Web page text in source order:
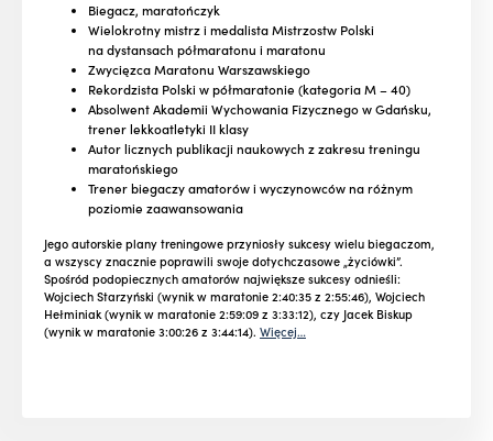
Biegacz, maratończyk
Wielokrotny mistrz i medalista Mistrzostw Polski
na dystansach półmaratonu i maratonu
Zwycięzca Maratonu Warszawskiego
Rekordzista Polski w półmaratonie (kategoria M – 40)
Absolwent Akademii Wychowania Fizycznego w Gdańsku,
trener lekkoatletyki II klasy
Autor licznych publikacji naukowych z zakresu treningu
maratońskiego
Trener biegaczy amatorów i wyczynowców na różnym
poziomie zaawansowania
Jego autorskie plany treningowe przyniosły sukcesy wielu biegaczom,
a wszyscy znacznie poprawili swoje dotychczasowe „życiówki”.
Spośród podopiecznych amatorów największe sukcesy odnieśli:
Wojciech Starzyński (wynik w maratonie 2:40:35 z 2:55:46), Wojciech
Hełminiak (wynik w maratonie 2:59:09 z 3:33:12), czy Jacek Biskup
(wynik w maratonie 3:00:26 z 3:44:14). Więcej…